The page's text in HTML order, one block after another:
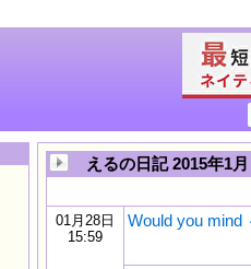
えるの日記 2015年1月
01月28日
15:59
Would you mind